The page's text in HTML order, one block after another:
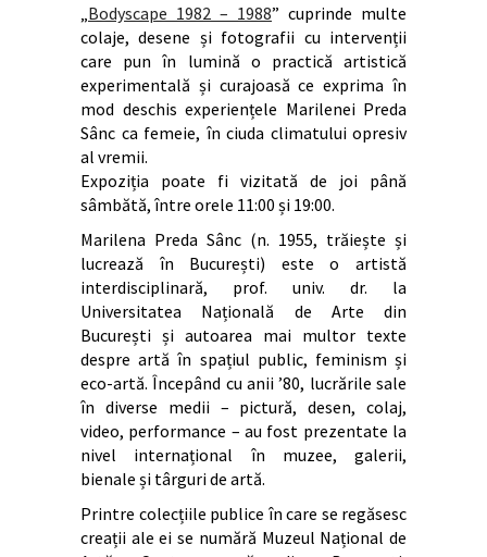
Bodyscape 1982 – 1988” cuprinde multe
colaje, desene și fotografii cu intervenții
care pun în lumină o practică artistică
experimentală și curajoasă ce exprima în
mod deschis experiențele Marilenei Preda
Sânc ca femeie, în ciuda climatului opresiv
al vremii.
Expoziția poate fi vizitată de joi până
sâmbătă, între orele 11:00 și 19:00.
Marilena Preda Sânc (n. 1955, trăiește și
lucrează în București) este o artistă
interdisciplinară, prof. univ. dr. la
Universitatea Națională de Arte din
București și autoarea mai multor texte
despre artă în spațiul public, feminism și
eco-artă. Începând cu anii ’80, lucrările sale
în diverse medii – pictură, desen, colaj,
video, performance – au fost prezentate la
nivel internațional în muzee, galerii,
bienale și târguri de artă.
Printre colecțiile publice în care se regăsesc
creații ale ei se numără Muzeul Național de